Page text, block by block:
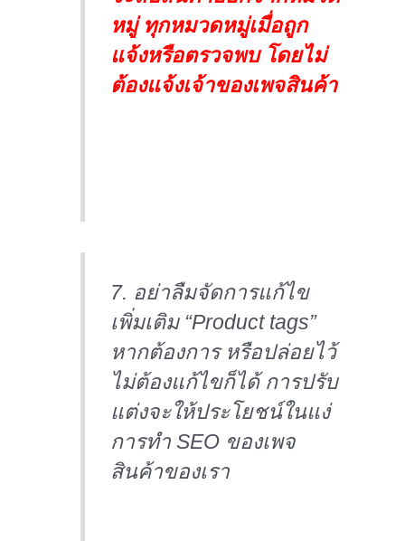
หมู่ ทุกหมวดหมู่เมื่อถูก
แจ้งหรือตรวจพบ โดยไม่
ต้องแจ้งเจ้าของเพจสินค้า
7. อย่าลืมจัดการแก้ไข
เพิ่มเติม “Product tags”
หากต้องการ หรือปล่อยไว้
ไม่ต้องแก้ไขก็ได้ การปรับ
แต่งจะให้ประโยชน์ในแง่
การทำ SEO ของเพจ
สินค้าของเรา